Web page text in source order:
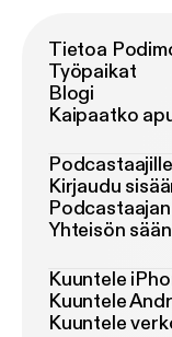
Tietoa
Työpaikat
Blogi
Kaipaatko
Podcastaajille
Kirjaudu
Yhteisön
Kuuntele
Kuuntele
Kuuntele